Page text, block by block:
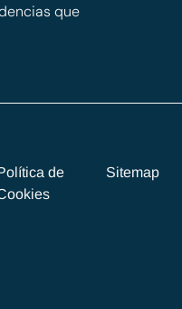
que
de
Sitemap